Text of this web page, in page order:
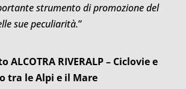
strumento di promozione del
sue peculiarità.”
ALCOTRA RIVERALP – Ciclovie e
tra le Alpi e il Mare